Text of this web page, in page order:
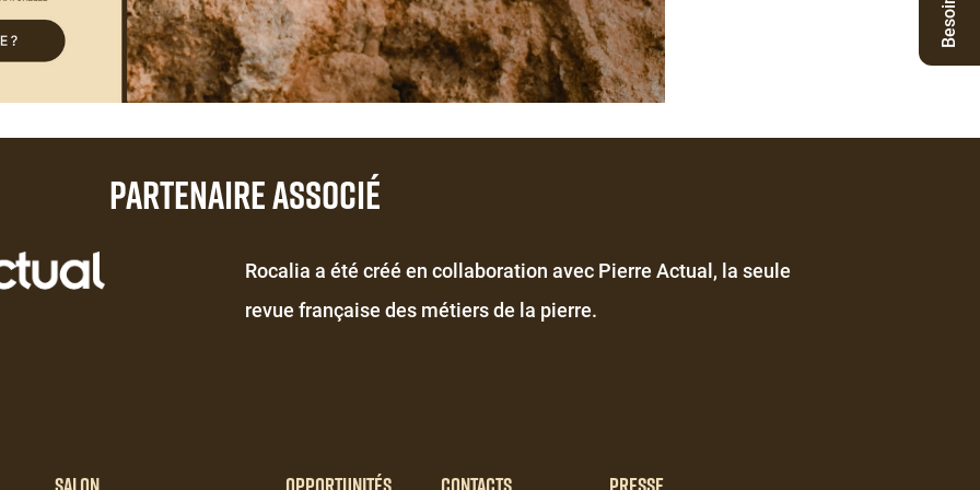
PARTENAIRE ASSOCIÉ
Éditeur
texte
Rocalia a été créé en collaboration avec Pierre Actual, la seule
revue française des métiers de la pierre.